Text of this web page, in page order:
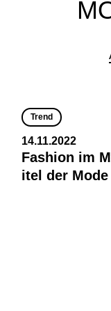
Trend
14.11.2022
Fashion im
itel der Mode